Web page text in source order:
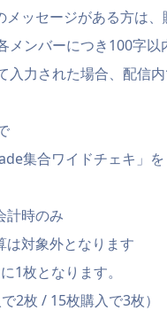
ッセージがある方は、
メンバーにつき100字以
入力された場合、配信
集合ワイドチェキ」を
計時のみ
対象外となります
1枚となります。
2枚 / 15枚購入で3枚）